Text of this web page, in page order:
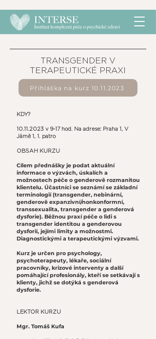
TRANSGENDER V
TERAPEUTICKÉ PRAXI
Přihláška na kurz 10.11.2023
KDY?
10.11.2023 v 9-17 hod. Na adrese: Praha 1, V
Jámě 1, 1. patro
OBSAH KURZU
Cílem přednášky je podat aktuální
informace o výzvách, úskalích a
možnostech péče o genderově rozmanitou
klientelu. Účastníci se seznámí se základní
terminologií (transgender, nebinární,
genderově expanzivní/nonkonformní,
transsexualita, transgender a genderová
dysforie). Běžnou praxí péče o lidi s
transgender identitou a genderovou
dysforií, jejími limity a možnostmi.
Diagnostickými a terapeutickými výzvami.
Kurz je určen pro psychology,
psychoterapeuty, lékaře, sociální
pracovníky, krizové interventy a další
pomáhající profesionály, kteří se setkávají s
klienty, jichž se dotýká s genderová
dysforie.
LEKTOR KURZU
Mgr. Tomáš Kufa